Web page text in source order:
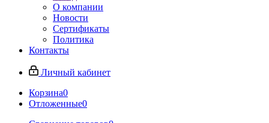
О компании
Новости
Сертификаты
Политика
Контакты
Личный кабинет
Корзина0
Отложенные0